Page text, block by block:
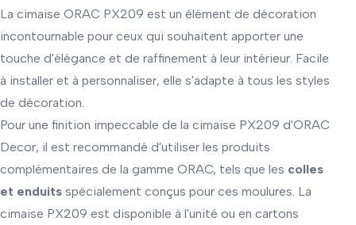
La cimaise ORAC PX209 est un élément de décoration
incontournable pour ceux qui souhaitent apporter une
touche d'élégance et de raffinement à leur intérieur. Facile
à installer et à personnaliser, elle s'adapte à tous les styles
de décoration.
Pour une finition impeccable de la cimaise PX209 d'ORAC
Decor, il est recommandé d'utiliser les produits
complémentaires de la gamme ORAC, tels que les colles
et enduits spécialement conçus pour ces moulures. La
cimaise PX209 est disponible à l'unité ou en cartons